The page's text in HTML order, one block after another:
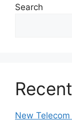
Search
New